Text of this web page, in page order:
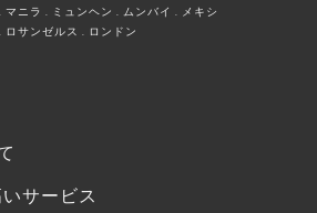
マニラ . ミュンヘン . ムンバイ . メキシ
ロサンゼルス . ロンドン
サービス